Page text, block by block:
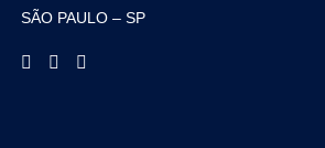
SÃO PAULO – SP